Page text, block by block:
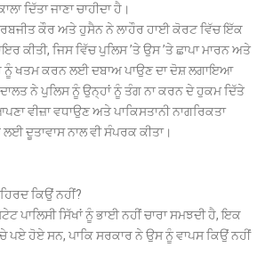
ਦਿੱਤਾ ਜਾਣਾ ਚਾਹੀਦਾ ਹੈ।
ਕੌਰ ਅਤੇ ਹੁਸੈਨ ਨੇ ਲਾਹੌਰ ਹਾਈ ਕੋਰਟ ਵਿੱਚ ਇੱਕ
ਕੀਤੀ, ਜਿਸ ਵਿੱਚ ਪੁਲਿਸ ’ਤੇ ਉਸ ’ਤੇ ਛਾਪਾ ਮਾਰਨ ਅਤੇ
ਖਤਮ ਕਰਨ ਲਈ ਦਬਾਅ ਪਾਉਣ ਦਾ ਦੋਸ਼ ਲਗਾਇਆ
ਨੇ ਪੁਲਿਸ ਨੂੰ ਉਨ੍ਹਾਂ ਨੂੰ ਤੰਗ ਨਾ ਕਰਨ ਦੇ ਹੁਕਮ ਦਿੱਤੇ
ਵੀਜ਼ਾ ਵਧਾਉਣ ਅਤੇ ਪਾਕਿਸਤਾਨੀ ਨਾਗਰਿਕਤਾ
ਦੂਤਾਵਾਸ ਨਾਲ ਵੀ ਸੰਪਰਕ ਕੀਤਾ।
ਕਿਉਂ ਨਹੀਂ?
ਪਾਲਿਸੀ ਸਿੱਖਾਂ ਨੂੰ ਭਾਈ ਨਹੀਂ ਚਾਰਾ ਸਮਝਦੀ ਹੈ, ਇਕ
ਹੋਏ ਸਨ, ਪਾਕਿ ਸਰਕਾਰ ਨੇ ਉਸ ਨੂੰ ਵਾਪਸ ਕਿਉਂ ਨਹੀਂ